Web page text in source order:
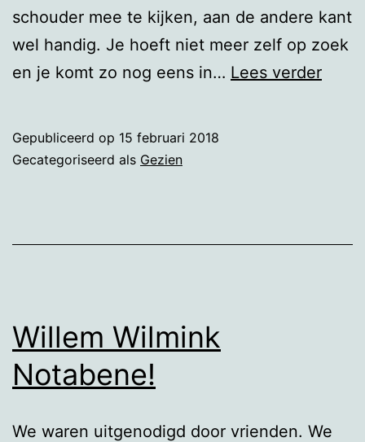
schouder mee te kijken, aan de andere kant
wel handig. Je hoeft niet meer zelf op zoek
en je komt zo nog eens in… Lees verderBritse
Gepubliceerd op 15 februari 2018
Gecategoriseerd als Gezien
Willem Wilmink
Notabene!
We waren uitgenodigd door vrienden. We